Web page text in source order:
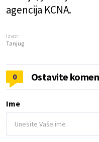
agencija KCNA.
Izvor:
Tanjug
0 Ostavite
Ime